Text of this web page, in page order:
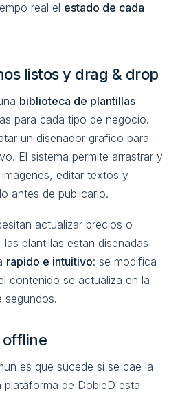
real el estado de cada
listos y drag & drop
biblioteca de plantillas
para cada tipo de negocio.
un disenador grafico para
El sistema permite arrastrar y
editar textos y
antes de publicarlo.
actualizar precios o
plantillas estan disenadas
rapido e intuitivo: se modifica
contenido se actualiza en la
segundos.
offline
es que sucede si se cae la
de DobleD esta